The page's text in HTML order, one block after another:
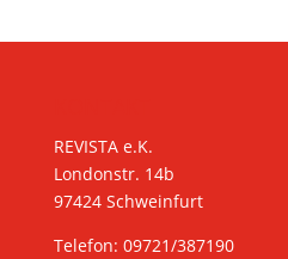
REVISTA e.K.
Londonstr. 14b
97424 Schweinfurt
Telefon: 09721/387190